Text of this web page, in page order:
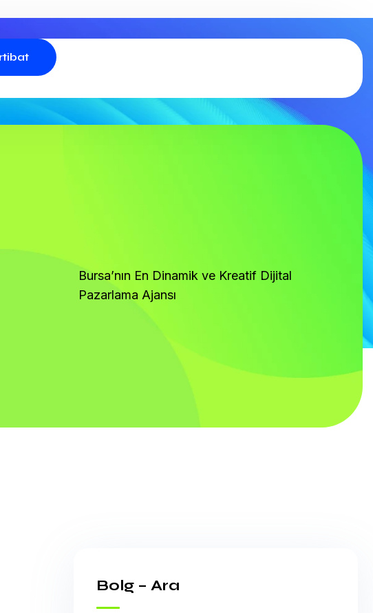
Bursa’nın En Dinamik ve Kreatif Dijital
Pazarlama Ajansı
Bolg – Ara